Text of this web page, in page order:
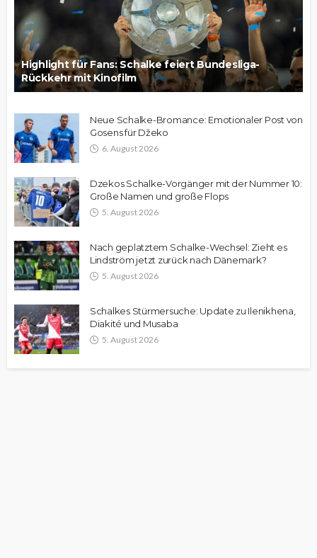
Highlight für Fans: Schalke feiert Bundesliga-
Rückkehr mit Kinofilm
Neue Schalke-Bromance: Emotionaler Post von
Gosens für Džeko
6. August 2026
Dzekos Schalke-Vorgänger mit der Nummer 10:
Große Namen und große Flops
5. August 2026
Nach geplatztem Schalke-Wechsel: Zieht es
Lindström jetzt zurück nach Dänemark?
5. August 2026
Schalkes Stürmersuche: Update zu Ilenikhena,
Diakité und Musaba
5. August 2026